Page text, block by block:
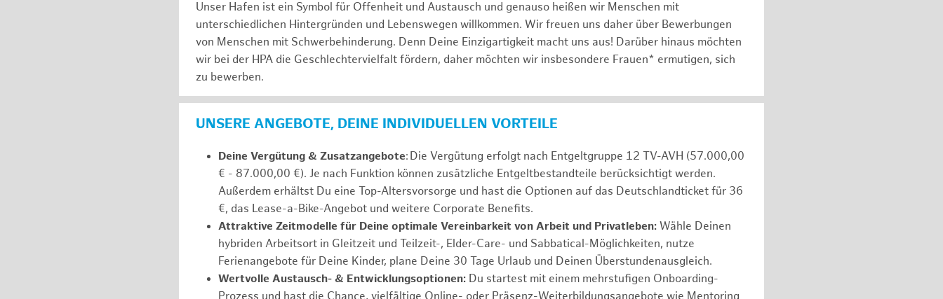
Unser Hafen ist ein Symbol für Offenheit und Austausch und genauso heißen wir Menschen mit
unterschiedlichen Hintergründen und Lebenswegen willkommen. Wir freuen uns daher über Bewerbungen
von Menschen mit Schwerbehinderung. Denn Deine Einzigartigkeit macht uns aus! Darüber hinaus möchten
wir bei der HPA die Geschlechtervielfalt fördern, daher möchten wir insbesondere Frauen* ermutigen, sich
zu bewerben.
UNSERE ANGEBOTE, DEINE INDIVIDUELLEN VORTEILE
Deine Vergütung & Zusatzangebote: Die Vergütung erfolgt nach Entgeltgruppe 12 TV-AVH (57.000,00
€ - 87.000,00 €). Je nach Funktion können zusätzliche Entgeltbestandteile berücksichtigt werden.
Außerdem erhältst Du eine Top-Altersvorsorge und hast die Optionen auf das Deutschlandticket für 36
€, das Lease-a-Bike-Angebot und weitere Corporate Benefits.
Attraktive Zeitmodelle für Deine optimale Vereinbarkeit von Arbeit und Privatleben: Wähle Deinen
hybriden Arbeitsort in Gleitzeit und Teilzeit-, Elder-Care- und Sabbatical-Möglichkeiten, nutze
Ferienangebote für Deine Kinder, plane Deine 30 Tage Urlaub und Deinen Überstundenausgleich.
Wertvolle Austausch- & Entwicklungsoptionen: Du startest mit einem mehrstufigen Onboarding-